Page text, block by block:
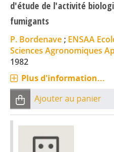
d'étude de l'activité
fumigants
P. Bordenave; ENSAA
Sciences Agronomiques
1982
Plus d'information...
Ajouter au panier